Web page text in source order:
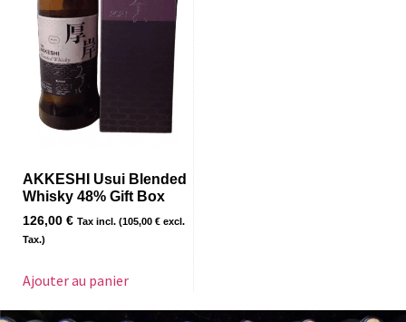
AKKESHI Usui Blended
Whisky 48% Gift Box
126,00 € Tax incl. (105,00 € excl.
Tax.)
Ajouter au panier